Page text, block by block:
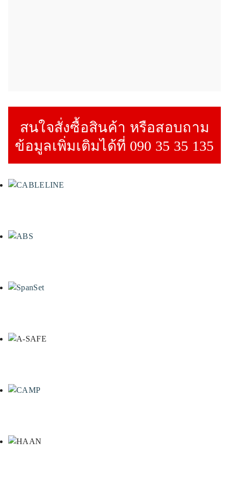
สนใจสั่งซื้อสินค้า หรือสอบถาม
ข้อมูลเพิ่มเติมได้ที่ 090 35 35 135